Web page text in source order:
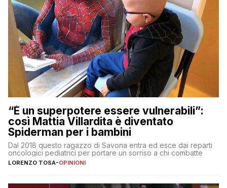
“È un superpotere essere vulnerabili”:
così Mattia Villardita è diventato
Spiderman per i bambini
Dal 2018 questo ragazzo di Savona entra ed esce dai reparti
oncologici pediatrici per portare un sorriso a chi combatte
LORENZO TOSA-OPINIONI